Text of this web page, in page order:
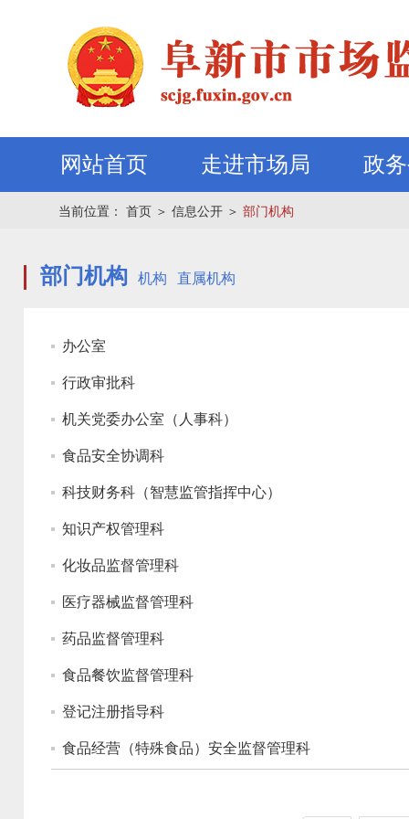
网站首页 走进市场局 政
当前位置： 首页 ＞ 信息公开 ＞ 部门机构
部门机构 机构 直属机构
办公室
行政审批科
机关党委办公室（人事科）
食品安全协调科
科技财务科（智慧监管指挥中心）
知识产权管理科
化妆品监督管理科
医疗器械监督管理科
药品监督管理科
食品餐饮监督管理科
登记注册指导科
食品经营（特殊食品）安全监督管理科